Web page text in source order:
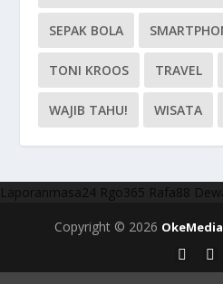
SEPAK BOLA
TONI KROOS TRAVEL
WAJIB TAHU! WISATA
Laporanmasa24 Rgo365 Rafa88
Copyright © 2026